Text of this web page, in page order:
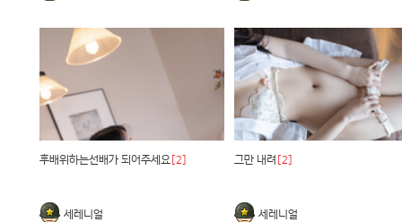
후배위하는선배가 되어주세요 [2]
세레니얼
그만 내려 [2]
세레니얼